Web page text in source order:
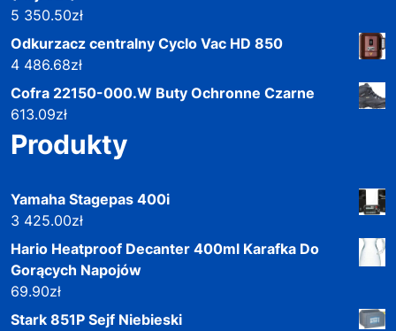
5 350.50zł
Odkurzacz centralny Cyclo Vac HD 850
4 486.68zł
Cofra 22150-000.W Buty Ochronne Czarne
613.09zł
Produkty
Yamaha Stagepas 400i
3 425.00zł
Hario Heatproof Decanter 400ml Karafka Do
Gorących Napojów
69.90zł
Stark 851P Sejf Niebieski